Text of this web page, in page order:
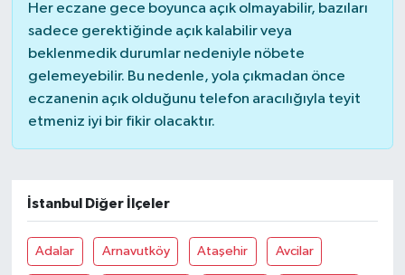
Her eczane gece boyunca açık olmayabilir, bazıları
sadece gerektiğinde açık kalabilir veya
beklenmedik durumlar nedeniyle nöbete
gelemeyebilir. Bu nedenle, yola çıkmadan önce
eczanenin açık olduğunu telefon aracılığıyla teyit
etmeniz iyi bir fikir olacaktır.
İstanbul Diğer İlçeler
Adalar Arnavutköy Ataşehir Avcilar